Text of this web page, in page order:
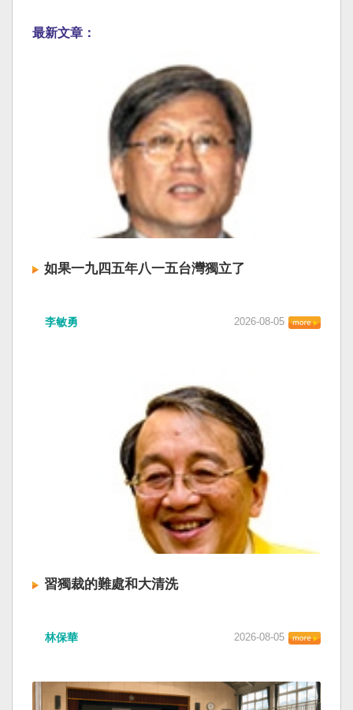
最新文章：
如果一九四五年八一五台灣獨立了
李敏勇 2026-08-05
習獨裁的難處和大清洗
林保華 2026-08-05